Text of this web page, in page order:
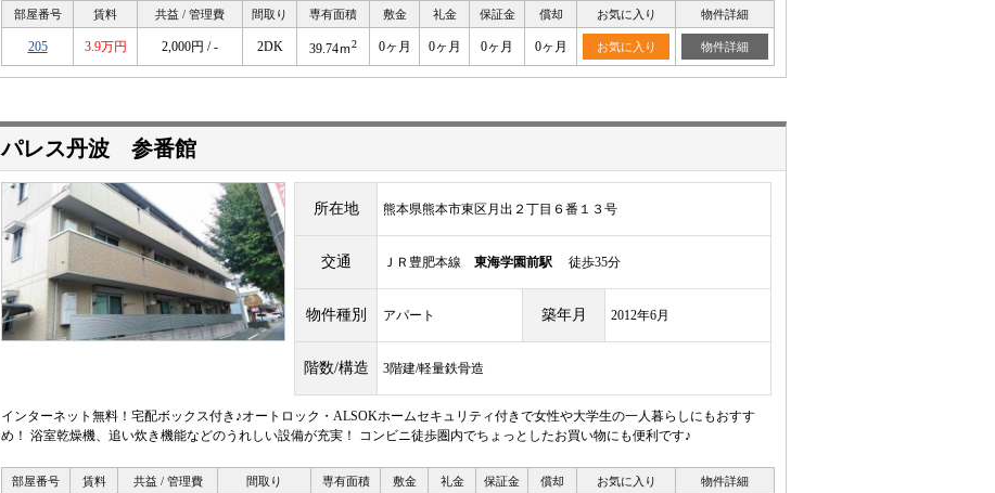
部屋番号 賃料 共益 / 管理費 間取り 専有面積 敷金 礼金 保証金 償却 お気に入り 物件詳細
205 3.9万円 2,000円 / - 2DK 39.74ｍ2 0ヶ月 0ヶ月 0ヶ月 0ヶ月 お気に入り 物件詳細
パレス丹波 参番館
所在地 熊本県熊本市東区月出２丁目６番１３号
交通 ＪＲ豊肥本線 東海学園前駅 徒歩35分
物件種別 アパート 築年月 2012年6月
階数/構造 3階建/軽量鉄骨造
インターネット無料！宅配ボックス付き♪オートロック・ALSOKホームセキュリティ付きで女性や大学生の一人暮らしにもおすす
め！ 浴室乾燥機、追い炊き機能などのうれしい設備が充実！ コンビニ徒歩圏内でちょっとしたお買い物にも便利です♪
部屋番号 賃料 共益 / 管理費 間取り 専有面積 敷金 礼金 保証金 償却 お気に入り 物件詳細